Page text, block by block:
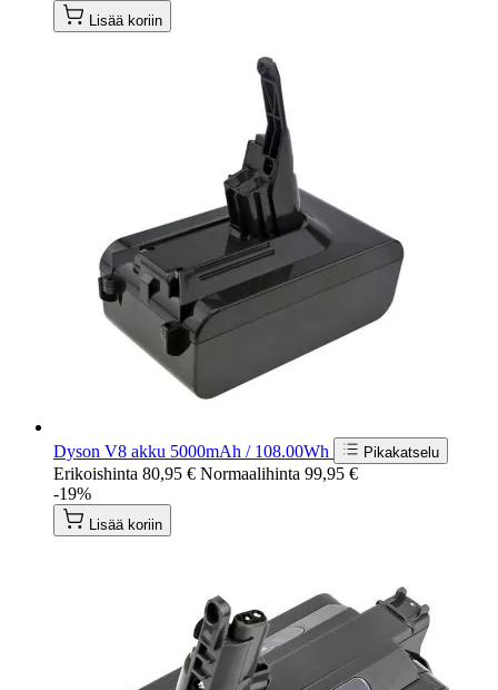
Lisää koriin
Dyson V8 akku 5000mAh / 108.00Wh Pikakatselu
Erikoishinta 80,95 € Normaalihinta 99,95 €
-19%
Lisää koriin